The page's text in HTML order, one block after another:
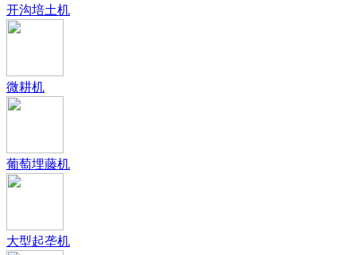
开沟培土机
微耕机
葡萄埋藤机
大型起垄机